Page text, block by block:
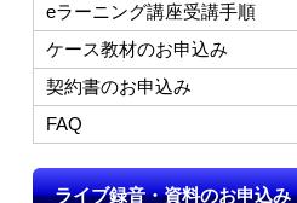
eラーニング講座受講手順
ケース教材のお申込み
契約書のお申込み
FAQ
ライブ録音・資料のお申込み